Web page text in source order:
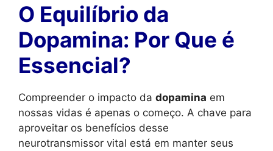
O Equilíbrio da
Dopamina: Por Que é
Essencial?
Compreender o impacto da dopamina em
nossas vidas é apenas o começo. A chave para
aproveitar os benefícios desse
neurotransmissor vital está em manter seus